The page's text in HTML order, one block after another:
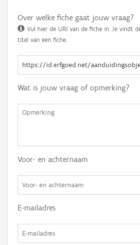
Over welke fiche gaat jouw vraag?
Vul hier de URI van de fiche in. Je vindt
titel van een fiche.
Wat is jouw vraag of opmerking?
Voor- en achternaam
E-mailadres